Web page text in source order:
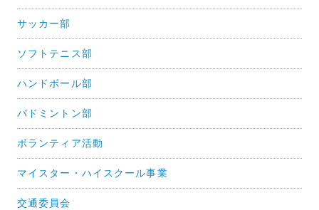
ン
サッカー部
ソフトテニス部
ハンドボール部
バドミントン部
ボランティア活動
マイスター・ハイスクール事業
交通委員会